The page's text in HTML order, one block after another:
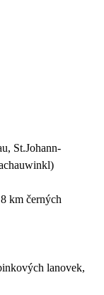
St.Johann-
km černých
lanovek,